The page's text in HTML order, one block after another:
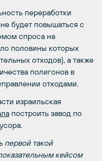
переработки
будет повышаться с
спроса на
половины которых
отходов), а также
полигонов в
отходами.
израильская
построить завод по
первой такой
кейсом